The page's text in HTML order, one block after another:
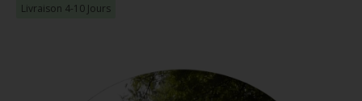
Livraison 4-10 Jours